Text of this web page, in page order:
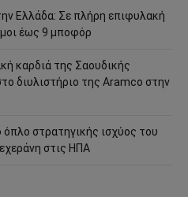
Ελλάδα: Σε πλήρη επιφυλακή
έως 9 μποφόρ
καρδιά της Σαουδικής
διυλιστήριο της Aramco στην
στρατηγικής ισχύος του
στις ΗΠΑ